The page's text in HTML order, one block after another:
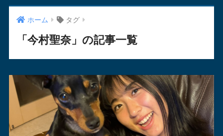
ホーム タグ
「今村聖奈」の記事一覧